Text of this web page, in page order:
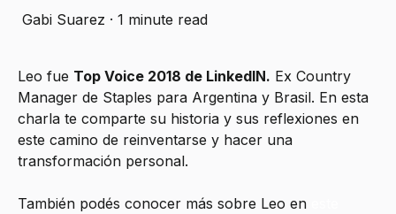
Gabi Suarez · 1 minute read
Leo fue Top Voice 2018 de LinkedIN. Ex Country
Manager de Staples para Argentina y Brasil. En esta
charla te comparte su historia y sus reflexiones en
este camino de reinventarse y hacer una
transformación personal.
También podés conocer más sobre Leo en